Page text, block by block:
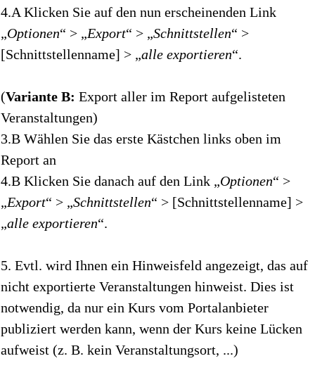
4.A Klicken Sie auf den nun erscheinenden Link
„Optionen“ > „Export“ > „Schnittstellen“ >
[Schnittstellenname] > „alle exportieren“.
(Variante B: Export aller im Report aufgelisteten
Veranstaltungen)
3.B Wählen Sie das erste Kästchen links oben im
Report an
4.B Klicken Sie danach auf den Link „Optionen“ >
„Export“ > „Schnittstellen“ > [Schnittstellenname] >
„alle exportieren“.
5. Evtl. wird Ihnen ein Hinweisfeld angezeigt, das auf
nicht exportierte Veranstaltungen hinweist. Dies ist
notwendig, da nur ein Kurs vom Portalanbieter
publiziert werden kann, wenn der Kurs keine Lücken
aufweist (z. B. kein Veranstaltungsort, ...)